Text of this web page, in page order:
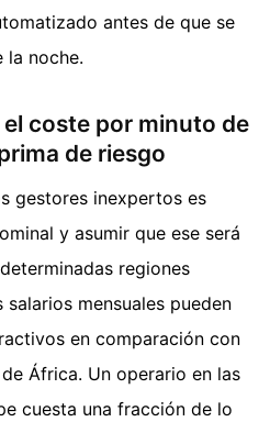
antes de que se
la noche.
coste por minuto de
de riesgo
gestores inexpertos es
y asumir que ese será
regiones
mensuales pueden
en comparación con
África. Un operario en las
cuesta una fracción de lo